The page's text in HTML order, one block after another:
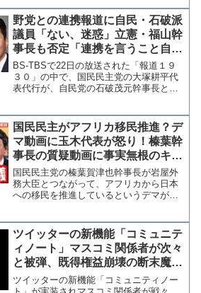
た。また、相談もなく国民民主党会派入
りしたことも推薦見送り...
野党との連携報道に自民・石破派
議員「ない、迷惑」立憲・福山幹
事長も否定「連携を言うこと自体
が適切ではない」
BS-TBSで22日の放送された「報道１９
３０」の中で、国民民主党の大塚耕平代
表代行が、自民党の石破茂元幹事長との
考：自民・石破氏との連携「理想的」
国民・大塚氏：時事ド...
国民民主がアフリカ移民推進？デ
マ動画に玉木代表が怒り！榛葉幹
事長の質疑動画に事実無根のキャ
プション付け拡散【KSLチャンネ
ル】
国民民主党の榛葉賀津也幹事長が岩屋外
務大臣とつながって、アフリカから日本
への移民を推進しているというデマが拡
については然るべき対策を取りたい」と
述べています。 問題の...
ツイッターの新機能「コミュニテ
ィノート」マスコミ関係者が次々
と被弾、既得権益崩壊の断末魔が
見苦しい【マガジン219号】
ツイッターの新機能「コミュニティノー